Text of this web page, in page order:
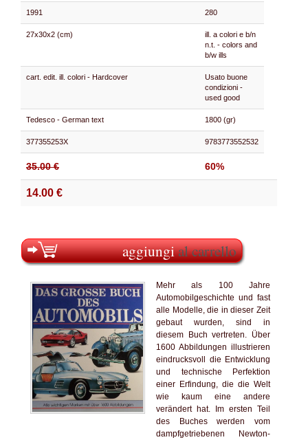
1991 280
27x30x2 (cm)
ill. a colori e b/n
n.t. - colors and
b/w ills
cart. edit. ill. colori - Hardcover
Usato buone
condizioni -
used good
Tedesco - German text 1800 (gr)
377355253X 9783773552532
35.00 € 60%
14.00 €
aggiungial carrello
Mehr als 100 Jahre
Automobilgeschichte und fast
alle Modelle, die in dieser Zeit
gebaut wurden, sind in
diesem Buch vertreten. Über
1600 Abbildungen illustrieren
eindrucksvoll die Entwicklung
und technische Perfektion
einer Erfindung, die die Welt
wie kaum eine andere
verändert hat. Im ersten Teil
des Buches werden vom
dampfgetriebenen Newton-